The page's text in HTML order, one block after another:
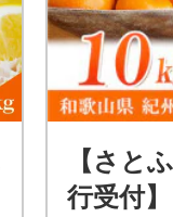
【さと
行受付